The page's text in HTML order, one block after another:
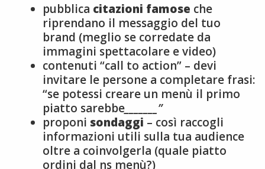
pubblica citazioni famose che
riprendano il messaggio del tuo
brand (meglio se corredate da
immagini spettacolare e video)
contenuti “call to action” – devi
invitare le persone a completare frasi:
“se potessi creare un menù il primo
piatto sarebbe _______”
proponi sondaggi – così raccogli
informazioni utili sulla tua audience
oltre a coinvolgerla (quale piatto
ordini dal ns menù?)